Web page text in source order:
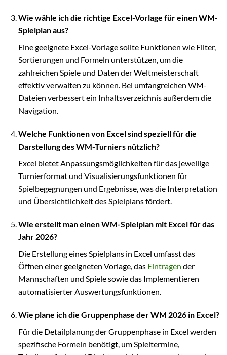
Wie wähle ich die richtige Excel-Vorlage für einen WM-
Spielplan aus?
Eine geeignete Excel-Vorlage sollte Funktionen wie Filter,
Sortierungen und Formeln unterstützen, um die
zahlreichen Spiele und Daten der Weltmeisterschaft
effektiv verwalten zu können. Bei umfangreichen WM-
Dateien verbessert ein Inhaltsverzeichnis außerdem die
Navigation.
Welche Funktionen von Excel sind speziell für die
Darstellung des WM-Turniers nützlich?
Excel bietet Anpassungsmöglichkeiten für das jeweilige
Turnierformat und Visualisierungsfunktionen für
Spielbegegnungen und Ergebnisse, was die Interpretation
und Übersichtlichkeit des Spielplans fördert.
Wie erstellt man einen WM-Spielplan mit Excel für das
Jahr 2026?
Die Erstellung eines Spielplans in Excel umfasst das
Öffnen einer geeigneten Vorlage, das Eintragen der
Mannschaften und Spiele sowie das Implementieren
automatisierter Auswertungsfunktionen.
Wie plane ich die Gruppenphase der WM 2026 in Excel?
Für die Detailplanung der Gruppenphase in Excel werden
spezifische Formeln benötigt, um Spieltermine,